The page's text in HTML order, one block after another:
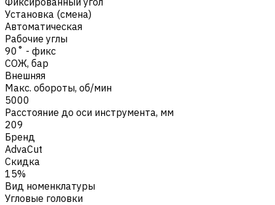
Установка (смена)
Автоматическая
Рабочие углы
90˚ - фикс
СОЖ, бар
Внешняя
Макс. обороты, об/мин
5000
Расстояние до оси инструмента, мм
209
Бренд
AdvaCut
Скидка
15%
Вид номенклатуры
Угловые головки